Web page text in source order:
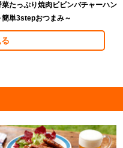
菜たっぷり焼肉ビビンバチャーハン
簡単3stepおつまみ～